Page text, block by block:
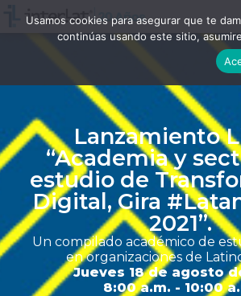
Lanzamiento
“Academia y
estudio de
Digital, Gira
2021”.
Un compilado académico de
en organizaciones de
Jueves 18 de agosto
8:00 a.m. - 10:00
Usamos cookies para asegurar que te
continúas usando este sitio,